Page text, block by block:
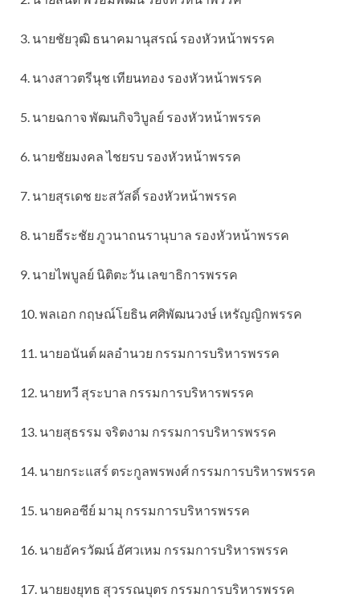
3. นายชัยวุฒิ ธนาคมานุสรณ์ รองหัวหน้าพรรค
4. นางสาวตรีนุช เทียนทอง รองหัวหน้าพรรค
5. นายฉกาจ พัฒนกิจวิบูลย์ รองหัวหน้าพรรค
6. นายชัยมงคล ไชยรบ รองหัวหน้าพรรค
7. นายสุรเดช ยะสวัสดิ์ รองหัวหน้าพรรค
8. นายธีระชัย ภูวนาถนรานุบาล รองหัวหน้าพรรค
9. นายไพบูลย์ นิติตะวัน เลขาธิการพรรค
10. พลเอก กฤษณ์โยธิน ศศิพัฒนวงษ์ เหรัญญิกพรรค
11. นายอนันต์ ผลอำนวย กรรมการบริหารพรรค
12. นายทวี สุระบาล กรรมการบริหารพรรค
13. นายสุธรรม จริตงาม กรรมการบริหารพรรค
14. นายกระแสร์ ตระกูลพรพงศ์ กรรมการบริหารพรรค
15. นายคอซีย์ มามุ กรรมการบริหารพรรค
16. นายอัครวัฒน์ อัศวเหม กรรมการบริหารพรรค
17. นายยงยุทธ สุวรรณบุตร กรรมการบริหารพรรค